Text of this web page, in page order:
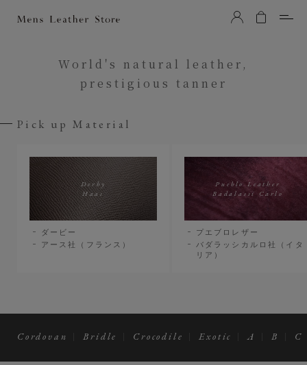
Mens Leather Store（メンズレザーストア）
World's natural leather,
prestigious tanner
Pick up Material
Derby
Haas
ダービー
アース社（フランス）
Pueblo Leather
Badalassi Carlo
プエブロレザー
バダラッシカルロ社（イタ
リア）
Cordovan Bridle Crocodile Exotic A B C